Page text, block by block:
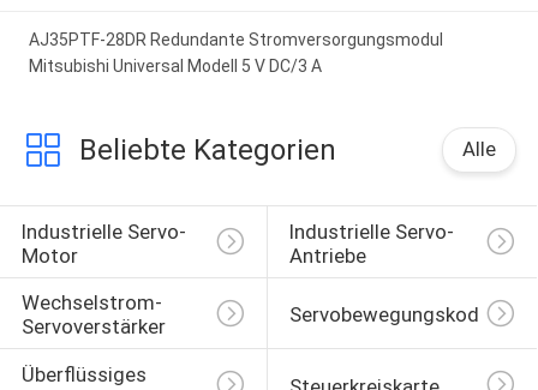
AJ35PTF-28DR Redundante Stromversorgungsmodul
Mitsubishi Universal Modell 5 V DC/3 A
Beliebte Kategorien Alle
Industrielle Servo-
Motor
Industrielle Servo-
Antriebe
Wechselstrom-
Servoverstärker
Servobewegungskodierer
Überflüssiges